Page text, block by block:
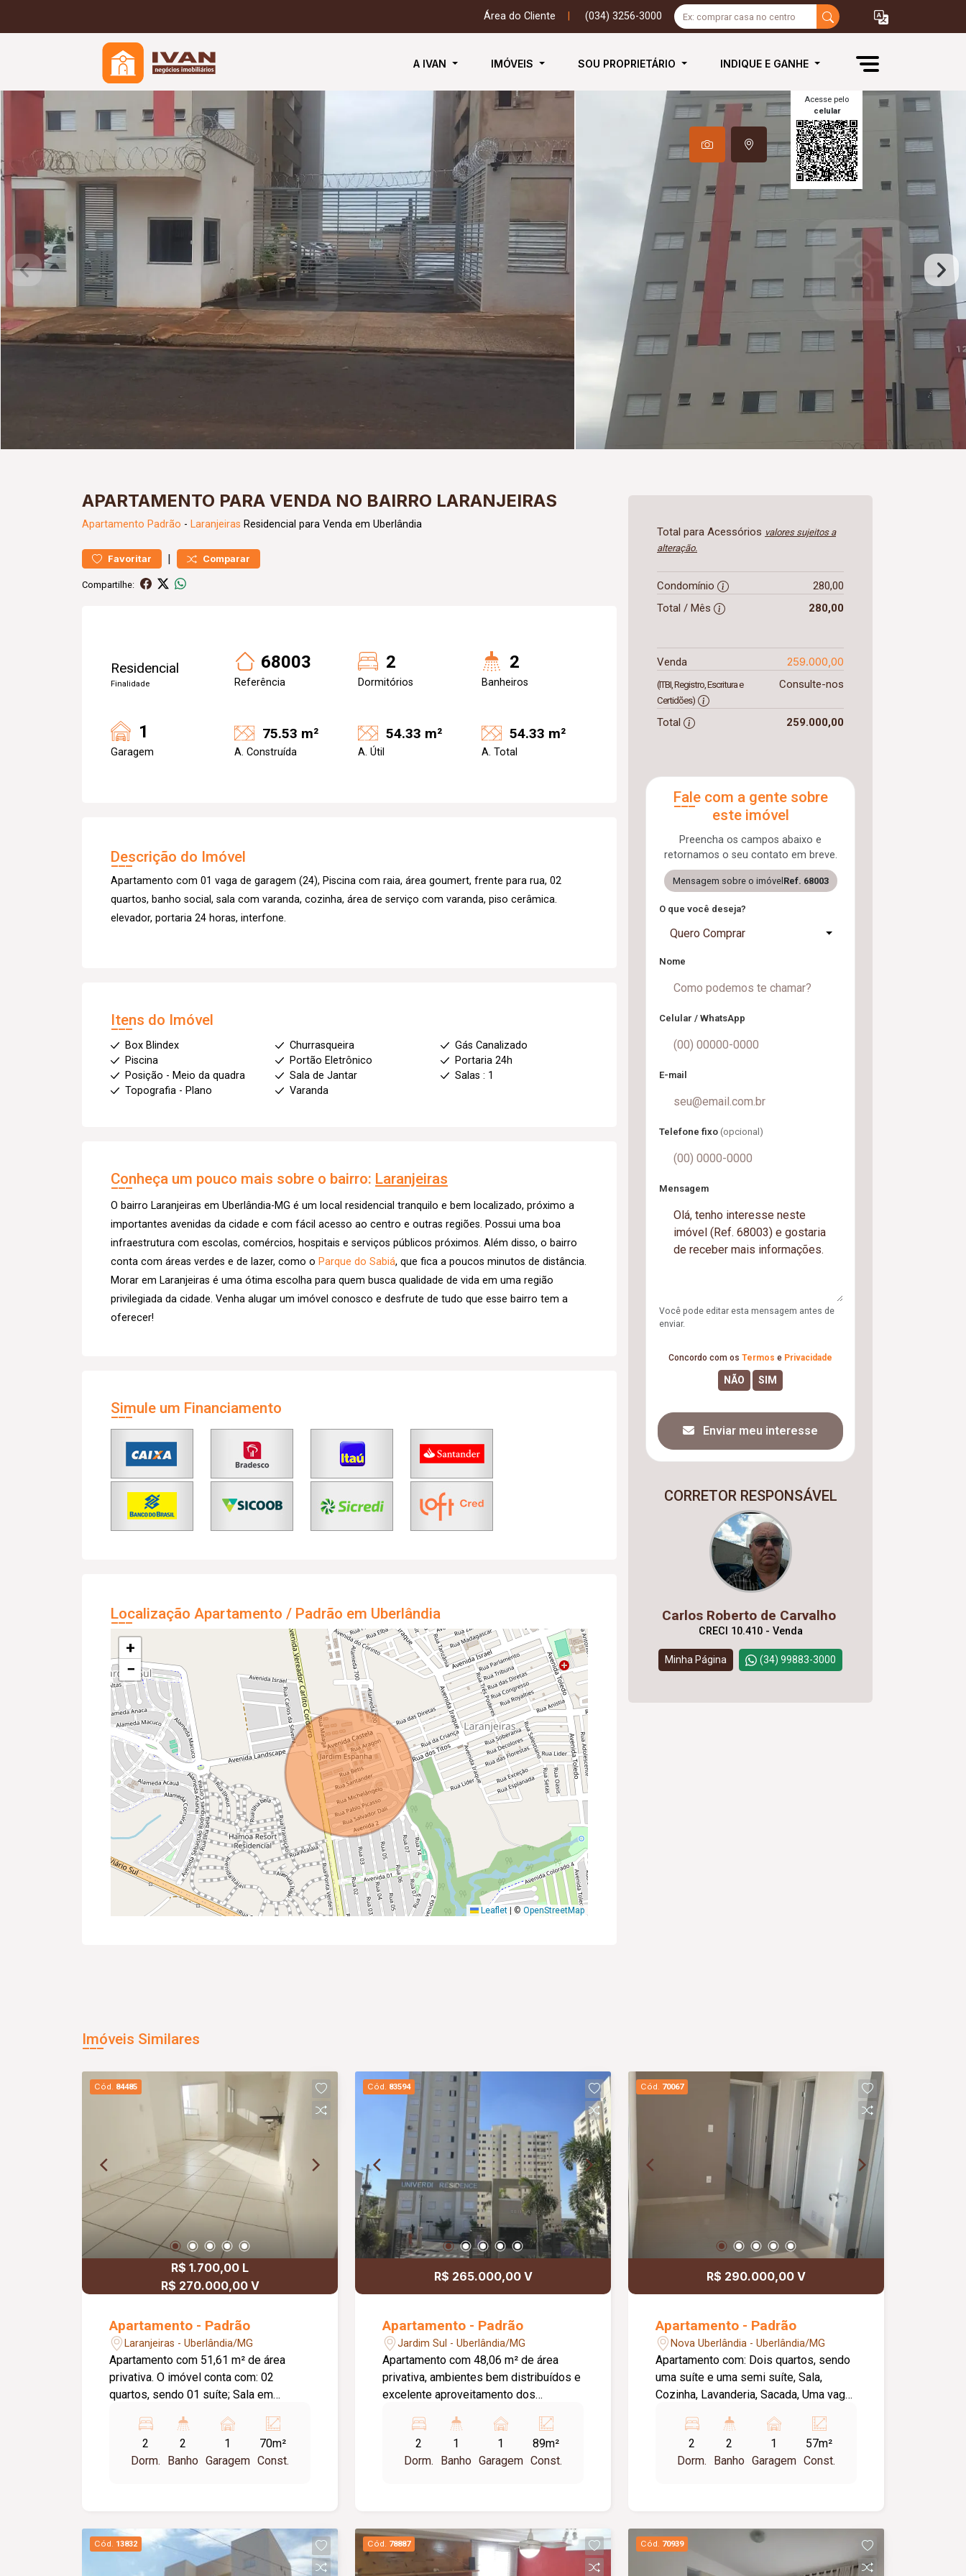
Área do Cliente (034) 3256-3000
A IVAN IMÓVEIS SOU PROPRIETÁRIO INDIQUE E GANHE
Acesse pelo
celular
APARTAMENTO PARA VENDA NO BAIRRO LARANJEIRAS
Apartamento Padrão - Laranjeiras Residencial para Venda em Uberlândia
Favoritar | Comparar
Compartilhe:
Residencial
Finalidade
68003
Referência
2
Dormitórios
2
Banheiros
1
Garagem
75.53 m²
A. Construída
54.33 m²
A. Útil
54.33 m²
A. Total
Descrição do Imóvel
Apartamento com 01 vaga de garagem (24), Piscina com raia, área goumert, frente para rua, 02
quartos, banho social, sala com varanda, cozinha, área de serviço com varanda, piso cerâmica.
elevador, portaria 24 horas, interfone.
Itens do Imóvel
Box Blindex Churrasqueira
Gás Canalizado
Piscina
Portão Eletrônico
Portaria 24h
Posição - Meio da quadra
Sala de Jantar
Salas : 1
Topografia - Plano
Varanda
Conheça um pouco mais sobre o bairro: Laranjeiras
O bairro Laranjeiras em Uberlândia-MG é um local residencial tranquilo e bem localizado, próximo a
importantes avenidas da cidade e com fácil acesso ao centro e outras regiões. Possui uma boa
infraestrutura com escolas, comércios, hospitais e serviços públicos próximos. Além disso, o bairro
conta com áreas verdes e de lazer, como o Parque do Sabiá, que fica a poucos minutos de distância.
Morar em Laranjeiras é uma ótima escolha para quem busca qualidade de vida em uma região
privilegiada da cidade. Venha alugar um imóvel conosco e desfrute de tudo que esse bairro tem a
oferecer!
Simule um Financiamento
Localização Apartamento / Padrão em Uberlândia
+
−
Leaflet © OpenStreetMap
Total para Acessórios valores sujeitos a
alteração.
Condomínio
280,00
Total / Mês
280,00
Venda 259.000,00
(ITBI, Registro, Escritura e
Certidões)
Consulte-nos
Total 259.000,00
Fale com a gente sobre
este imóvel
Preencha os campos abaixo e
retornamos o seu contato em breve.
Mensagem sobre o imóvel Ref. 68003
O que você deseja?
Quero Comprar
Nome
Celular / WhatsApp
E-mail
Telefone fixo (opcional)
Mensagem
Você pode editar esta mensagem antes de
enviar.
Concordo com os Termos e Privacidade
Enviar meu interesse
CORRETOR RESPONSÁVEL
Carlos Roberto de Carvalho
CRECI 10.410 - Venda
Minha Página (34) 99883-3000
Imóveis Similares
Cód. 84485
R$ 1.700,00 L
R$ 270.000,00 V
Apartamento - Padrão
Laranjeiras - Uberlândia/MG
Apartamento com 51,61 m² de área
privativa. O imóvel conta com: 02
quartos, sendo 01 suíte; Sala em
Varanda; Banheiro social; Lavanderia; 01
vaga de garagem coberta; O
condomínio conta com: Portaria 24
canalizado; Salão de festas; Espaço
gourmet com churrasqueira; Playground;
Diferenciais: Piso em porcelanato;
2
Dorm.
2
Banho
1
Garagem
70m²
Const.
Cód. 83594
R$ 265.000,00 V
Apartamento - Padrão
Jardim Sul - Uberlândia/MG
Apartamento com 48,06 m² de área
privativa, ambientes bem distribuídos e
excelente aproveitamento dos
morar. Enquadra-se no Programa Minha
Casa Minha Vida. Apartamento com
Suíte, Varanda e Andar Alto. O
para ar condicionado, Banheiro da suíte
com Armário e Box Blindex); Banheiro
social (Com Armário e Box Blindex);
2
Dorm.
1
Banho
1
Garagem
89m²
Const.
Cód. 70067
R$ 290.000,00 V
Apartamento - Padrão
Nova Uberlândia - Uberlândia/MG
Apartamento com: Dois quartos, sendo
uma suíte e uma semi suíte, Sala,
Cozinha, Lavanderia, Sacada, Uma vaga
2
Dorm.
2
Banho
1
Garagem
57m²
Const.
Cód. 13832 Cód. 78887 Cód. 70939